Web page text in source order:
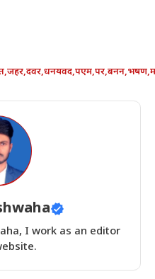
,जहर,दवर,धनयवद,पएम,पर,बनन,भषण,म
I work as an editor